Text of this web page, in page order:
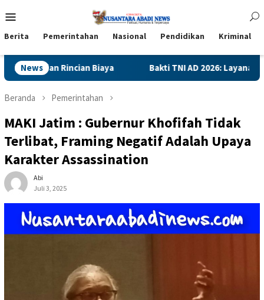
ke
Mobile
Berita Pemerintahan Nasional Pendidikan Kriminal
News
Bakti TNI AD 2026: Layanan Operasi Katarak Gratis Hadir
Beranda Pemerintahan
MAKI Jatim : Gubernur Khofifah Tidak
Terlibat, Framing Negatif Adalah Upaya
Karakter Assassination
Abi
Juli 3, 2025